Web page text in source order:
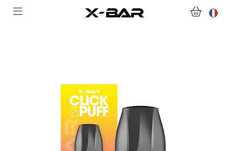
FOIRE AUX QUESTIONS
DEVENIR REVENDEUR
MON COMPTE